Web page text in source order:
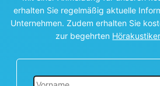
erhalten Sie regelmäßig aktuelle
Unternehmen. Zudem erhalten Sie
zur begehrten